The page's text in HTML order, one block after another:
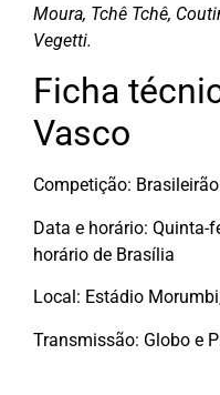
Moura, Tchê Tchê,
Vegetti.
Ficha
Vasco
Competição:
Data e horário: Quinta-
horário de Brasília
Local: Estádio
Transmissão: Globo e